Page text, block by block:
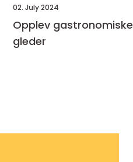
02. July 2024
Opplev gastronomiske
gleder